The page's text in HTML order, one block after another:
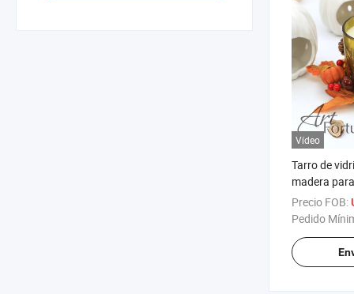
Vídeo
Tarro de
madera
Precio FOB:
Pedido